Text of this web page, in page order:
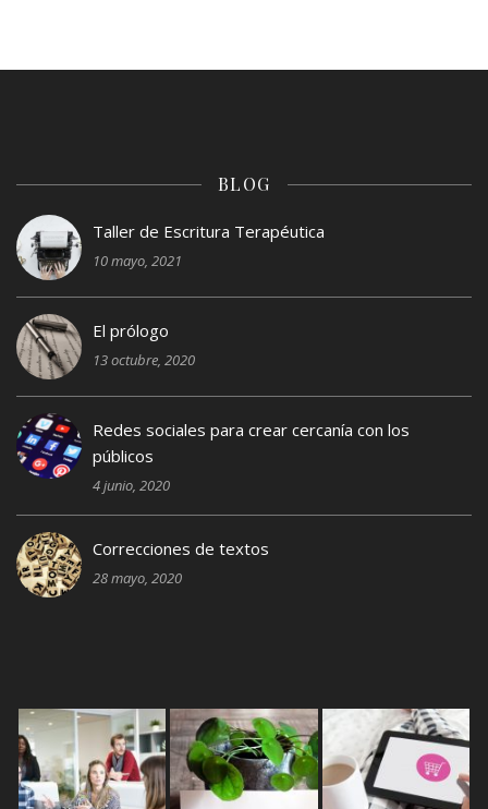
BLOG
Taller de Escritura Terapéutica
10 mayo, 2021
El prólogo
13 octubre, 2020
Redes sociales para crear cercanía con los
públicos
4 junio, 2020
Correcciones de textos
28 mayo, 2020